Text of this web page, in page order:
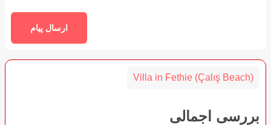
Villa in Fethie (Çalış Beach)
بررسی اجمالی